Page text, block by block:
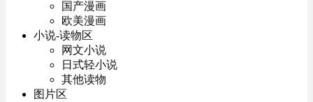
国产漫画
欧美漫画
小说-读物区
网文小说
日式轻小说
其他读物
图片区